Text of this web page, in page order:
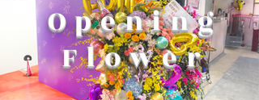
Opening
Flower